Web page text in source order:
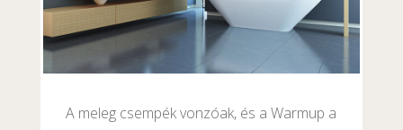
A meleg csempék vonzóak, és a Warmup a